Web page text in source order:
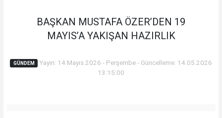
BAŞKAN MUSTAFA ÖZER’DEN 19
MAYIS’A YAKIŞAN HAZIRLIK
GÜNDEM
Yayın: 14 Mayıs 2026 - Perşembe - Güncelleme: 14.05.2026
13:15:00